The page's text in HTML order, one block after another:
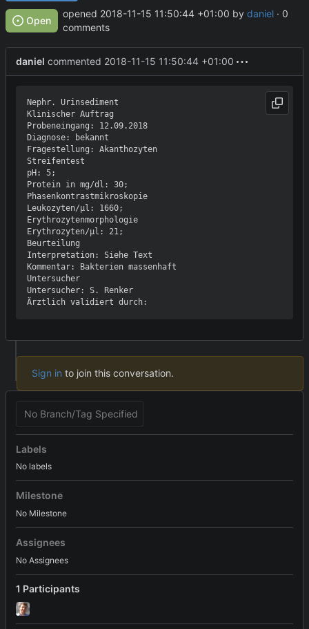
Open
opened 2018-11-15 11:50:44 +01:00 by daniel · 0
comments
daniel commented 2018-11-15 11:50:44 +01:00
Nephr. Urinsediment
Klinischer Auftrag
Probeneingang: 12.09.2018
Diagnose: bekannt
Fragestellung: Akanthozyten
Streifentest
pH: 5;
Protein in mg/dl: 30;
Phasenkontrastmikroskopie
Leukozyten/µl: 1660;
Erythrozytenmorphologie
Erythrozyten/µl: 21;
Beurteilung
Interpretation: Siehe Text
Kommentar: Bakterien massenhaft
Untersucher
Untersucher: S. Renker
Sign in to join this conversation.
No Branch/Tag Specified
Labels
No labels
Milestone
No Milestone
Assignees
No Assignees
1 Participants